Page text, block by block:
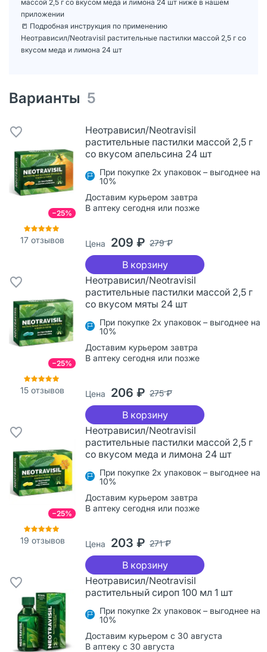
массой 2,5 г со вкусом меда и лимона 24 шт ниже в нашем
приложении
📒 Подробная инструкция по применению
Неотрависил/Neotravisil растительные пастилки массой 2,5 г со
вкусом меда и лимона 24 шт
Варианты 5
−25%
17 отзывов
Неотрависил/Neotravisil
растительные пастилки массой 2,5 г
со вкусом апельсина 24 шт
При покупке 2х упаковок – выгоднее на
10%
Доставим курьером завтра
В аптеку сегодня или позже
Цена 209 ₽ 279 ₽
В корзину
−25%
15 отзывов
Неотрависил/Neotravisil
растительные пастилки массой 2,5 г
со вкусом мяты 24 шт
При покупке 2х упаковок – выгоднее на
10%
Доставим курьером завтра
В аптеку сегодня или позже
Цена 206 ₽ 275 ₽
В корзину
−25%
19 отзывов
Неотрависил/Neotravisil
растительные пастилки массой 2,5 г
со вкусом меда и лимона 24 шт
При покупке 2х упаковок – выгоднее на
10%
Доставим курьером завтра
В аптеку сегодня или позже
Цена 203 ₽ 271 ₽
В корзину
Неотрависил/Neotravisil
растительный сироп 100 мл 1 шт
При покупке 2х упаковок – выгоднее на
10%
Доставим курьером с 30 августа
В аптеку с 30 августа